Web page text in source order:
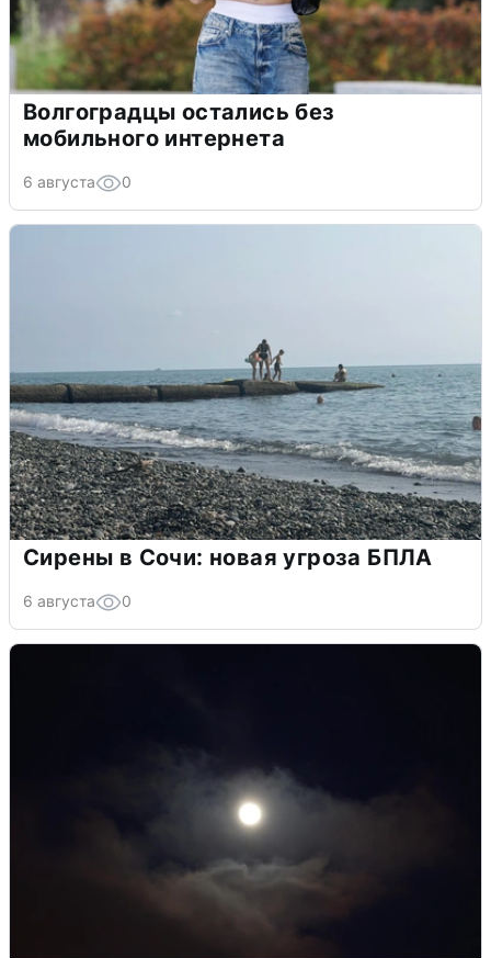
Волгоградцы остались без
мобильного интернета
6 августа 0
Сирены в Сочи: новая угроза БПЛА
6 августа 0